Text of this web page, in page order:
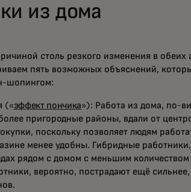
из дома
столь резкого изменения в обеих
пять возможных объяснений,
шопингом:
(«эффект пончика»): Работа из дома, по-
пригородные районы, вдали от
поскольку позволяет людям
менее удобны. Гибридные
рядом с домом с меньшим
вероятно, пострадают ещё сильнее,